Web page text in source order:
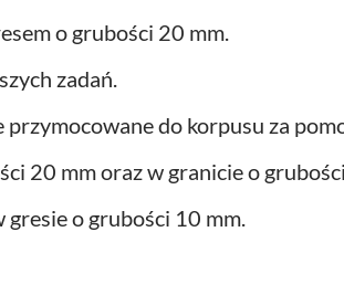
o grubości 20 mm.
zadań.
do korpusu za
20 mm oraz w granicie o
o grubości 10 mm.